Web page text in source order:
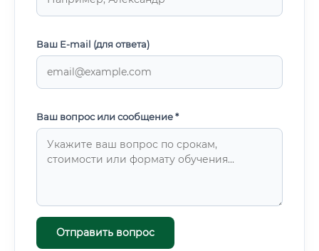
Ваш E-mail (для ответа)
Ваш вопрос или сообщение *
Отправить вопрос